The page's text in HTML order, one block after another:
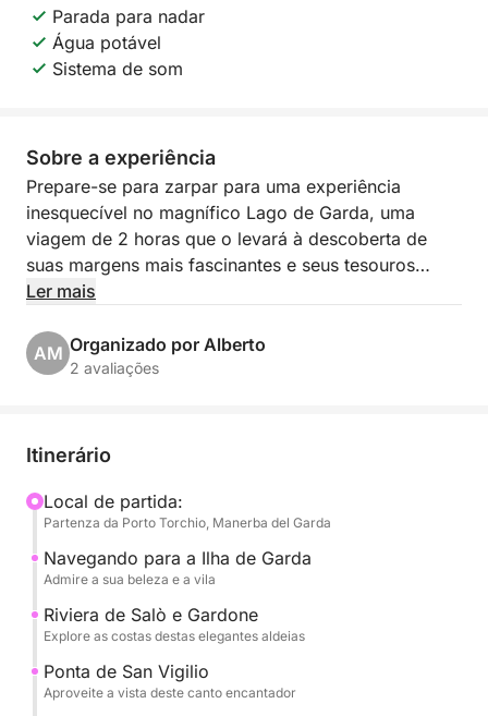
Parada para nadar
Água potável
Sistema de som
Sobre a experiência
Prepare-se para zarpar para uma experiência
inesquecível no magnífico Lago de Garda, uma
viagem de 2 horas que o levará à descoberta de
suas margens mais fascinantes e seus tesouros
escondidos! Partindo do pitoresco Porto Torchio,
excursão exclusiva que lhe proporcionará vistas de
tirar o fôlego e momentos de puro relaxamento.
de Garda, a maior do lago, com sua suntuosa vila e
seguiremos em direção ao elegante Salò, com sua
orla e atmosfera requintada. Admiraremos a
histórica Riviera de Gardone, famosa pela Vittoriale
degli Italiani, e a esplêndida Punta San Vigilio, um
recanto do paraíso com sua vila do século XVI e sua
marina encantadora. Cada parada será uma
lugares.
Ler mais
AM Organizado por Alberto
2 avaliações
Itinerário
Local de partida:
Partenza da Porto Torchio, Manerba del Garda
Navegando para a Ilha de Garda
Admire a sua beleza e a vila
Riviera de Salò e Gardone
Explore as costas destas elegantes aldeias
Ponta de San Vigilio
Aproveite a vista deste canto encantador